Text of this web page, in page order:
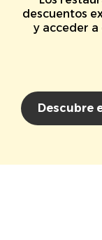
descuentos
y acceder a
Descubre